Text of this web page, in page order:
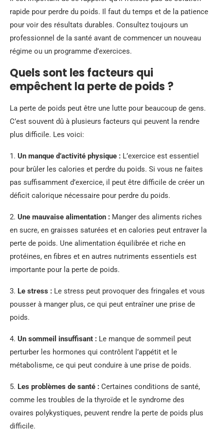
rapide pour perdre du poids. Il faut du temps et de la patience
pour voir des résultats durables. Consultez toujours un
professionnel de la santé avant de commencer un nouveau
régime ou un programme d’exercices.
Quels sont les facteurs qui
empêchent la perte de poids ?
La perte de poids peut être une lutte pour beaucoup de gens.
C’est souvent dû à plusieurs facteurs qui peuvent la rendre
plus difficile. Les voici:
1. Un manque d’activité physique : L’exercice est essentiel
pour brûler les calories et perdre du poids. Si vous ne faites
pas suffisamment d’exercice, il peut être difficile de créer un
déficit calorique nécessaire pour perdre du poids.
2. Une mauvaise alimentation : Manger des aliments riches
en sucre, en graisses saturées et en calories peut entraver la
perte de poids. Une alimentation équilibrée et riche en
protéines, en fibres et en autres nutriments essentiels est
importante pour la perte de poids.
3. Le stress : Le stress peut provoquer des fringales et vous
pousser à manger plus, ce qui peut entraîner une prise de
poids.
4. Un sommeil insuffisant : Le manque de sommeil peut
perturber les hormones qui contrôlent l’appétit et le
métabolisme, ce qui peut conduire à une prise de poids.
5. Les problèmes de santé : Certaines conditions de santé,
comme les troubles de la thyroïde et le syndrome des
ovaires polykystiques, peuvent rendre la perte de poids plus
difficile.